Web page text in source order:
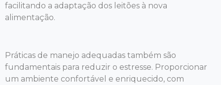
facilitando a adaptação dos leitões à nova
alimentação.
Práticas de manejo adequadas também são
fundamentais para reduzir o estresse. Proporcionar
um ambiente confortável e enriquecido, com